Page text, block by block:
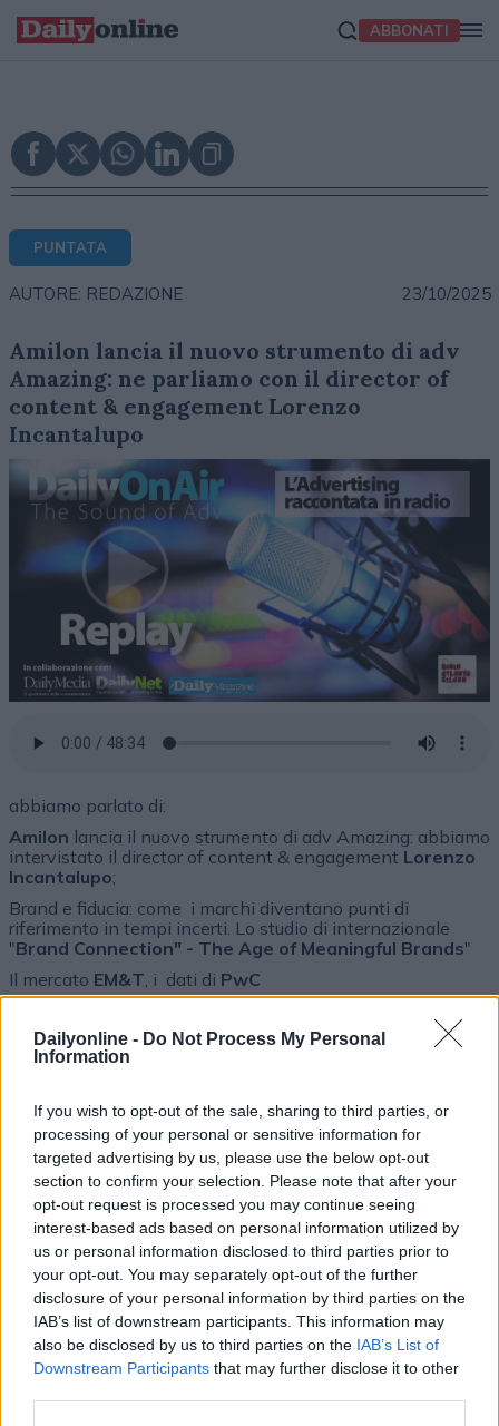
Dailyonline - Do Not Process My Personal
Information
If you wish to opt-out of the sale, sharing to third parties, or
processing of your personal or sensitive information for
targeted advertising by us, please use the below opt-out
section to confirm your selection. Please note that after your
opt-out request is processed you may continue seeing
interest-based ads based on personal information utilized by
us or personal information disclosed to third parties prior to
your opt-out. You may separately opt-out of the further
disclosure of your personal information by third parties on the
IAB’s list of downstream participants. This information may
also be disclosed by us to third parties on the IAB’s List of
Downstream Participants that may further disclose it to other
ABBONATI
PUNTATA
AUTORE: REDAZIONE 23/10/2025
Amilon lancia il nuovo strumento di adv
Amazing: ne parliamo con il director of
content & engagement Lorenzo
Incantalupo
abbiamo parlato di:
Amilon lancia il nuovo strumento di adv Amazing: abbiamo
intervistato il director of content & engagement Lorenzo
Incantalupo;
Brand e fiducia: come i marchi diventano punti di
riferimento in tempi incerti. Lo studio di internazionale
"Brand Connection" - The Age of Meaningful Brands"
Il mercato EM&T , i dati di PwC
Altri podcast che potrebbero piacerti
Redazione 01/04/2022
Le evoluzioni dell'adv
video online
PUNTATA
Redazione 30/03/2022
Incontro con MOCA
interactive